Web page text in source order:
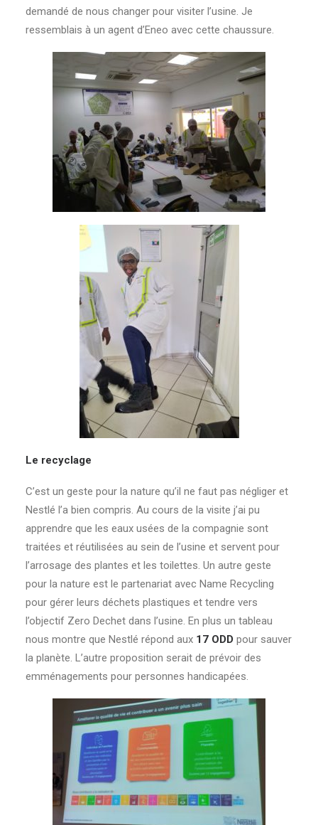
demandé de nous changer pour visiter l’usine. Je
ressemblais à un agent d’Eneo avec cette chaussure.
Le recyclage
C’est un geste pour la nature qu’il ne faut pas négliger et
Nestlé l’a bien compris. Au cours de la visite j’ai pu
apprendre que les eaux usées de la compagnie sont
traitées et réutilisées au sein de l’usine et servent pour
l’arrosage des plantes et les toilettes. Un autre geste
pour la nature est le partenariat avec Name Recycling
pour gérer leurs déchets plastiques et tendre vers
l’objectif Zero Dechet dans l’usine. En plus un tableau
nous montre que Nestlé répond aux 17 ODD pour sauver
la planète. L’autre proposition serait de prévoir des
emménagements pour personnes handicapées.